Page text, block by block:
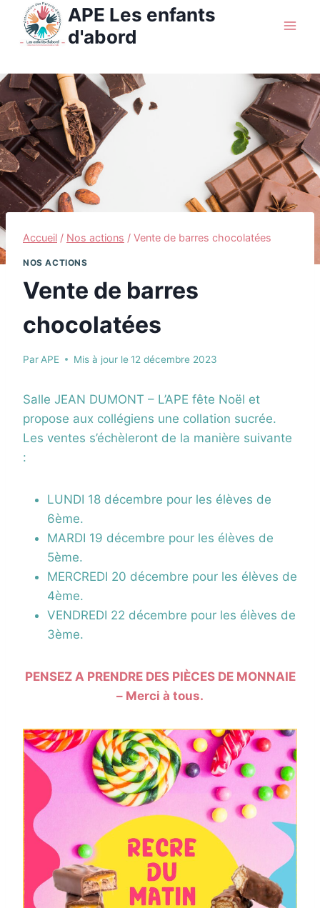
contenu
APE Les enfants
d'abord
Accueil / Nos actions / Vente de barres chocolatées
NOS ACTIONS
Vente de barres
chocolatées
Par APE Mis à jour le 12 décembre 2023
Salle JEAN DUMONT – L’APE fête Noël et
propose aux collégiens une collation sucrée.
Les ventes s’échèleront de la manière suivante
:
LUNDI 18 décembre pour les élèves de
6ème.
MARDI 19 décembre pour les élèves de
5ème.
MERCREDI 20 décembre pour les élèves de
4ème.
VENDREDI 22 décembre pour les élèves de
3ème.
PENSEZ A PRENDRE DES PIÈCES DE MONNAIE
– Merci à tous.